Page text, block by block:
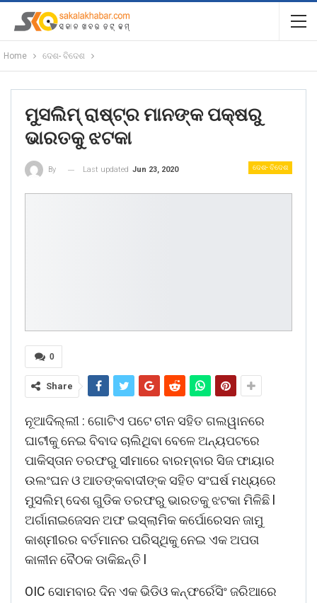
Home ଦେଶ- ବିଦେଶ
ମୁସଲିମ୍ ରାଷ୍ଟ୍ର ମାନଙ୍କ ପକ୍ଷରୁ
ଭାରତକୁ ଝଟକା
ଦେଶ- ବିଦେଶ
By Last updated Jun 23, 2020
0
Share
ନୂଆଦିଲ୍ଲୀ : ଗୋଟିଏ ପଟେ ଚୀନ ସହିତ ଗଲୱାନରେ
ଘାଟୀକୁ ନେଇ ବିବାଦ ଚାଲିଥିବା ବେଳେ ଅନ୍ୟପଟରେ
ପାକିସ୍ତାନ ତରଫରୁ ସୀମାରେ ବାରମ୍ବାର ସିଜ ଫାୟାର
ଉଲଂଘନ ଓ ଆତଙ୍କବାଦୀଙ୍କ ସହିତ ସଂଘର୍ଷ ମଧ୍ୟରେ
ମୁସଲିମ୍ ଦେଶ ଗୁଡିକ ତରଫରୁ ଭାରତକୁ ଝଟକା ମିଳିଛି l
ଅର୍ଗାନାଇଜେସନ ଅଫ ଇସ୍ଲାମିକ କର୍ପୋରେସନ ଜାମୁ
କାଶ୍ମୀରର ବର୍ତମାନର ପରିସ୍ଥିକୁ ନେଇ ଏକ ଅପତା
କାଳୀନ ବୈଠକ ଡାକିଛନ୍ତି l
OIC ସୋମବାର ଦିନ ଏକ ଭିଡିଓ କନ୍ଫର୍ରେସିଂ ଜରିଆରେ